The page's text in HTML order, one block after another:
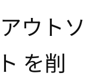
ウトソ
を削